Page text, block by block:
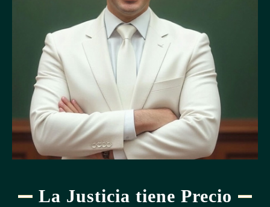
La Justicia tiene Precio